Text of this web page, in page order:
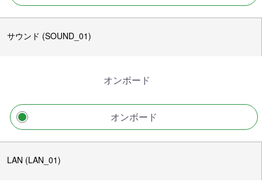
サウンド (SOUND_01)
オンボード
オンボード
LAN (LAN_01)